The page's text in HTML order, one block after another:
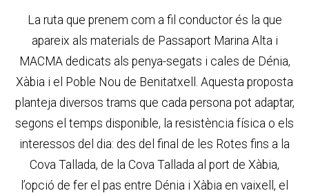
La ruta que prenem com a fil conductor és la que
apareix als materials de Passaport Marina Alta i
MACMA dedicats als penya-segats i cales de Dénia,
Xàbia i el Poble Nou de Benitatxell. Aquesta proposta
planteja diversos trams que cada persona pot adaptar,
segons el temps disponible, la resistència física o els
interessos del dia: des del final de les Rotes fins a la
Cova Tallada, de la Cova Tallada al port de Xàbia,
l’opció de fer el pas entre Dénia i Xàbia en vaixell, el